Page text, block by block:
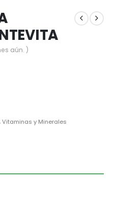
aún. )
Vitaminas y Minerales